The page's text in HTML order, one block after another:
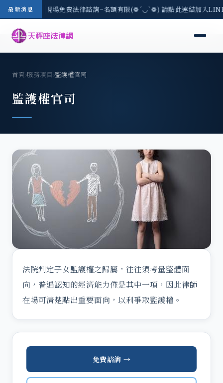
最新消息
地區-8/3(一) 現場免費法律諮詢~名額有限(❁´◡`❁) 請點此連結加入
首頁›服務項目›監護權官司
監護權官司
免費諮詢 →
法院判定子女監護權之歸屬，往往須考量整體面
向，普遍認知的經濟能力僅是其中一項，因此律師
在場可清楚點出重要面向，以利爭取監護權。